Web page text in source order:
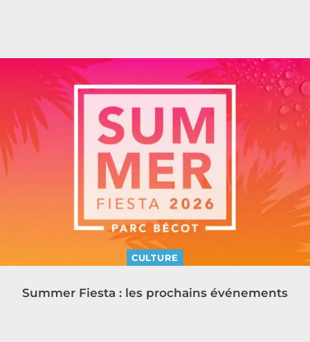
CULTURE
Summer Fiesta : les prochains événements